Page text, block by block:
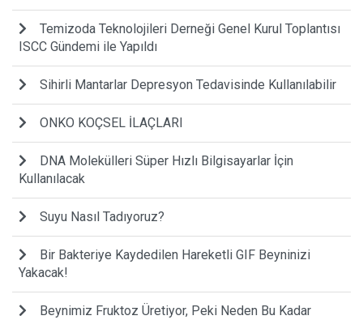
Temizoda Teknolojileri Derneği Genel Kurul Toplantısı
ISCC Gündemi ile Yapıldı
Sihirli Mantarlar Depresyon Tedavisinde Kullanılabilir
ONKO KOÇSEL İLAÇLARI
DNA Molekülleri Süper Hızlı Bilgisayarlar İçin
Kullanılacak
Suyu Nasıl Tadıyoruz?
Bir Bakteriye Kaydedilen Hareketli GIF Beyninizi
Yakacak!
Beynimiz Fruktoz Üretiyor, Peki Neden Bu Kadar